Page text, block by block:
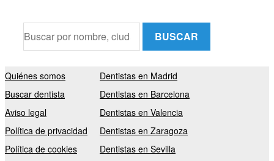
BUSCAR
Quiénes somos
Buscar dentista
Aviso legal
Política de privacidad
Política de cookies
Dentistas en Madrid
Dentistas en Barcelona
Dentistas en Valencia
Dentistas en Zaragoza
Dentistas en Sevilla